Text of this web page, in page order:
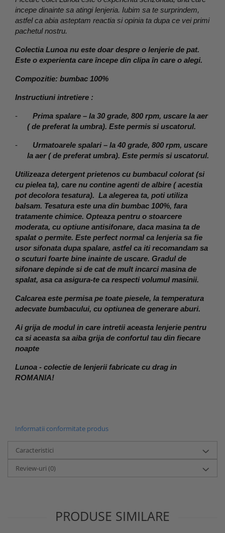
incepe dinainte sa atingi lenjeria. Iubim sa te surprindem,
astfel ca abia asteptam reactia si opinia ta dupa ce vei primi
pachetul nostru.
Colectia Lunoa nu este doar despre o lenjerie de pat.
Este o experienta care începe din clipa în care o alegi.
Compozitie: bumbac 100%
Instructiuni intretiere :
-
Prima spalare – la 30 grade, 800 rpm, uscare la aer
( de preferat la umbra). Este permis si uscatorul.
-
Urmatoarele spalari – la 40 grade, 800 rpm, uscare
la aer ( de preferat umbra). Este permis si uscatorul.
Utilizeaza detergent prietenos cu bumbacul colorat (si
cu pielea ta), care nu contine agenti de albire ( acestia
pot decolora tesatura).  La alegerea ta, poti utiliza
balsam. Tesatura este una din bumbac 100%, fara
tratamente chimice. Opteaza pentru o stoarcere
moderata, cu optiune antisifonare, daca masina ta de
spalat o permite. Este perfect normal ca lenjeria sa fie
usor sifonata dupa spalare, astfel ca iti recomandam sa
o scuturi foarte bine inainte de uscare. Gradul de
sifonare depinde si de cat de mult incarci masina de
spalat, asa ca asigura-te ca respecti volumul masinii.
Calcarea este permisa pe toate piesele, la temperatura
adecvate bumbacului, cu optiunea de generare aburi.
Ai grija de modul in care intretii aceasta lenjerie pentru
ca si aceasta sa aiba grija de confortul tau din fiecare
noapte
Lunoa - colectie de lenjerii fabricate cu drag in
ROMANIA!
Informatii conformitate produs
Caracteristici
Review-uri (0)
PRODUSE SIMILARE